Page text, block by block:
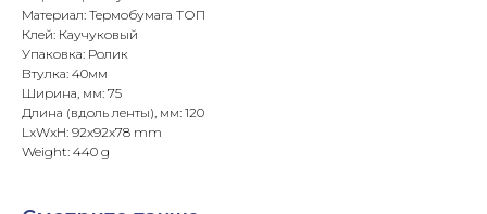
Материал: Термобумага ТОП
Клей: Каучуковый
Упаковка: Ролик
Втулка: 40мм
Ширина, мм: 75
Длина (вдоль ленты), мм: 120
LxWxH: 92x92x78 mm
Weight: 440 g